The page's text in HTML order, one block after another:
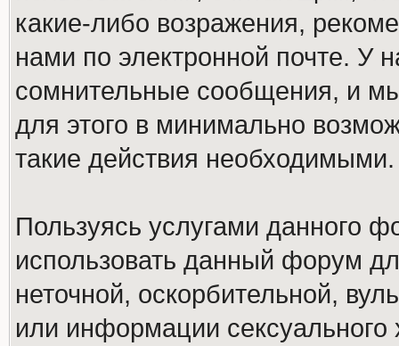
какие-либо возражения,
нами по электронной почте. У
сомнительные сообщения, и
для этого в минимально
такие действия необходимыми.
Пользуясь услугами данного
использовать данный форум
неточной, оскорбительной,
или информации